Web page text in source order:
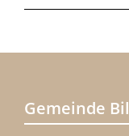
Gemeinde